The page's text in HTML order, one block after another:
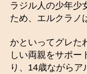
ラジル人の少年少
ため、エルクラノ
かといってグレた
しい両親をサポー
り、14歳ながら